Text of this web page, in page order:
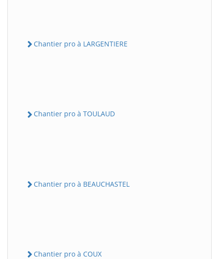
Chantier pro à LARGENTIERE
Chantier pro à TOULAUD
Chantier pro à BEAUCHASTEL
Chantier pro à COUX